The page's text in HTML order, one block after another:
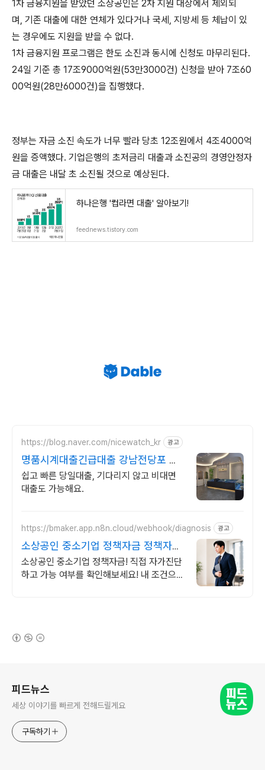
1차 금융지원을 받았던 소상공인은 2차 지원 대상에서 제외되
며, 기존 대출에 대한 연체가 있다거나 국세, 지방세 등 체납이 있
는 경우에도 지원을 받을 수 없다.
1차 금융지원 프로그램은 한도 소진과 동시에 신청도 마무리된다.
24일 기준 총 17조9000억원(53만3000건) 신청을 받아 7조60
00억원(28만6000건)을 집행했다.
정부는 자금 소진 속도가 너무 빨라 당초 12조원에서 4조4000억
원을 증액했다. 기업은행의 초저금리 대출과 소진공의 경영안정자
금 대출은 내달 초 소진될 것으로 예상된다.
하나은행 '컵라면 대출' 알아보기!
feednews.tistory.com
https://blog.naver.com/nicewatch_kr 광고
명품시계대출긴급대출 강남전당포 나
이스전당포
쉽고 빠른 당일대출, 기다리지 않고 비대면
대출도 가능해요.
https://bmaker.app.n8n.cloud/webhook/diagnosis 광고
소상공인 중소기업 정책자금 정책자금
1분 무료 자가진단
소상공인 중소기업 정책자금! 직접 자가진단
하고 가능 여부를 확인해보세요! 내 조건으로
피드뉴스
세상 이야기를 빠르게 전해드릴게요
구독하기